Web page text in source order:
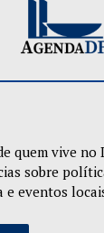
quem vive no
sobre
e eventos